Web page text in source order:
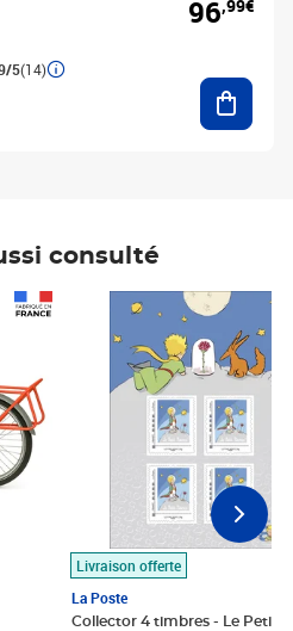
5(14)
96,99€
consulté
Livraison offerte
La Poste
Collector 4 timbres - Le Petit
Prix 7,50€